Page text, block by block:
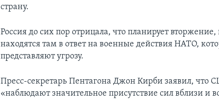
страну.
Россия до сих пор отрицала, что планирует
находятся там в ответ на военные действия НАТО,
представляют угрозу.
Пресс-секретарь Пентагона Джон Кирби заявил, что
«наблюдают значительное присутствие сил вблизи и